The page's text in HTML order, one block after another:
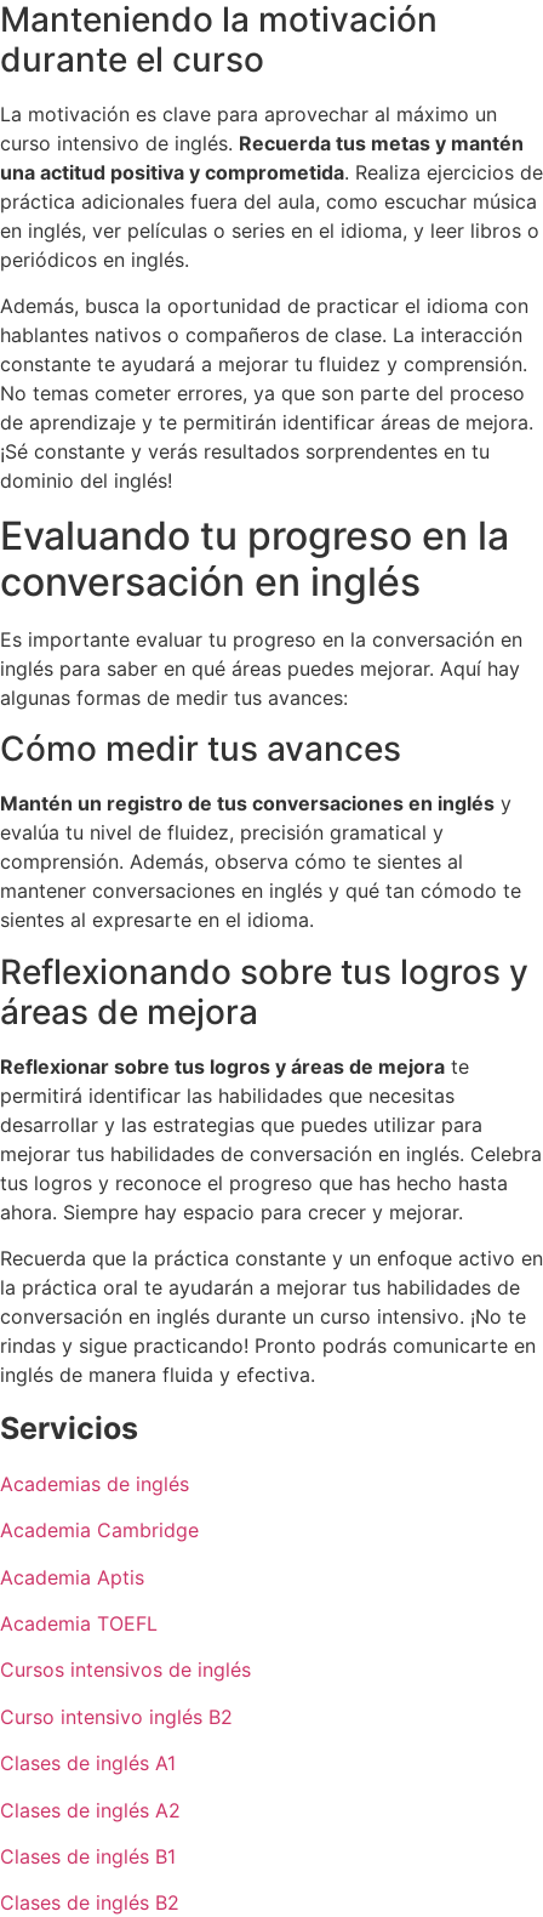
Manteniendo la motivación
durante el curso
La motivación es clave para aprovechar al máximo un
curso intensivo de inglés. Recuerda tus metas y mantén
una actitud positiva y comprometida. Realiza ejercicios de
práctica adicionales fuera del aula, como escuchar música
en inglés, ver películas o series en el idioma, y leer libros o
periódicos en inglés.
Además, busca la oportunidad de practicar el idioma con
hablantes nativos o compañeros de clase. La interacción
constante te ayudará a mejorar tu fluidez y comprensión.
No temas cometer errores, ya que son parte del proceso
de aprendizaje y te permitirán identificar áreas de mejora.
¡Sé constante y verás resultados sorprendentes en tu
dominio del inglés!
Evaluando tu progreso en la
conversación en inglés
Es importante evaluar tu progreso en la conversación en
inglés para saber en qué áreas puedes mejorar. Aquí hay
algunas formas de medir tus avances:
Cómo medir tus avances
Mantén un registro de tus conversaciones en inglés y
evalúa tu nivel de fluidez, precisión gramatical y
comprensión. Además, observa cómo te sientes al
mantener conversaciones en inglés y qué tan cómodo te
sientes al expresarte en el idioma.
Reflexionando sobre tus logros y
áreas de mejora
Reflexionar sobre tus logros y áreas de mejora te
permitirá identificar las habilidades que necesitas
desarrollar y las estrategias que puedes utilizar para
mejorar tus habilidades de conversación en inglés. Celebra
tus logros y reconoce el progreso que has hecho hasta
ahora. Siempre hay espacio para crecer y mejorar.
Recuerda que la práctica constante y un enfoque activo en
la práctica oral te ayudarán a mejorar tus habilidades de
conversación en inglés durante un curso intensivo. ¡No te
rindas y sigue practicando! Pronto podrás comunicarte en
inglés de manera fluida y efectiva.
Servicios
Academias de inglés
Academia Cambridge
Academia Aptis
Academia TOEFL
Cursos intensivos de inglés
Curso intensivo inglés B2
Clases de inglés A1
Clases de inglés A2
Clases de inglés B1
Clases de inglés B2